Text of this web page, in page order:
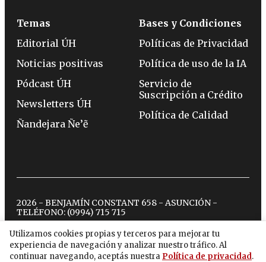
Utilizamos cookies propias y terceros para mejorar tu
experiencia de navegación y analizar nuestro tráfico. Al
continuar navegando, aceptás nuestra Política de privacidad.
Temas
Editorial ÚH
Noticias positivas
Pódcast ÚH
Newsletters ÚH
Ñandejara Ñe’ẽ
Bases y Condiciones
Políticas de Privacidad
Política de uso de la IA
Servicio de
Suscripción a Crédito
Política de Calidad
2026 - BENJAMÍN CONSTANT 658 - ASUNCIÓN -
TELÉFONO: (0994) 715 715
twitterinstagram
facebook
tiktokyoutubespotify